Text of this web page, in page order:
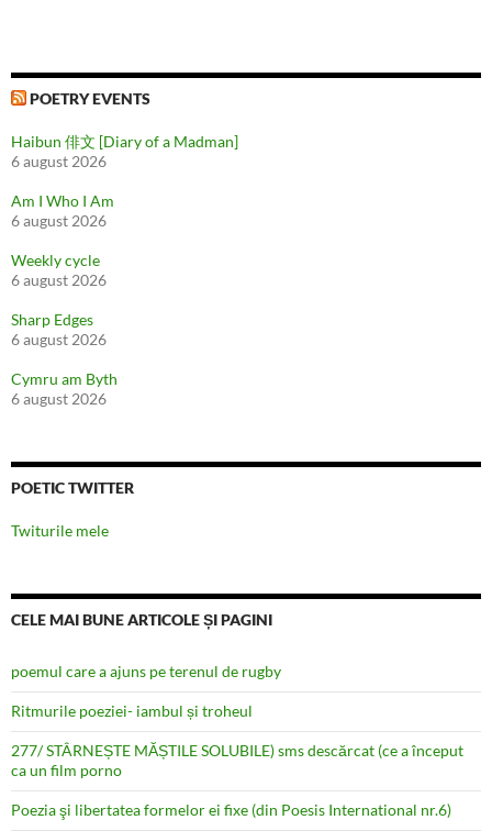
POETRY EVENTS
Haibun 俳文 [Diary of a Madman]
6 august 2026
Am I Who I Am
6 august 2026
Weekly cycle
6 august 2026
Sharp Edges
6 august 2026
Cymru am Byth
6 august 2026
POETIC TWITTER
Twiturile mele
CELE MAI BUNE ARTICOLE ȘI PAGINI
poemul care a ajuns pe terenul de rugby
Ritmurile poeziei- iambul și troheul
277/ STÂRNEȘTE MĂȘTILE SOLUBILE) sms descărcat (ce a început
ca un film porno
Poezia şi libertatea formelor ei fixe (din Poesis International nr.6)